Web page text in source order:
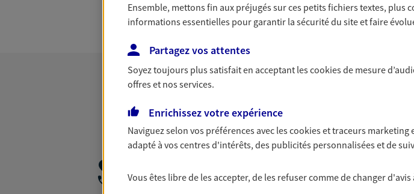
07 65 22 72 93
Ensemble, mettons fin aux préjugés sur ces petits fichiers textes, plus
informations essentielles pour garantir la sécurité du site et faire
Partagez vos attentes
Soyez toujours plus satisfait en acceptant lescookiesde mesure
offres et nos services.
Enrichissez votre expérience
Naviguez selon vos préférences avec lescookies et traceurs marketing
adapté à vos centres d'intérêts, des publicités personnalisées et de
Vous êtes libre de les accepter, de les refuser comme de changer